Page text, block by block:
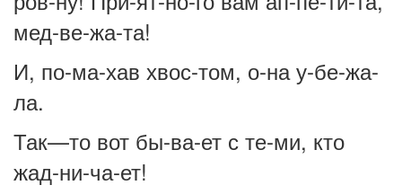
мед-ве-жа-та!
И, по-ма-хав хвос-том, о-на у-бе-жа-
ла.
Так—то вот бы-ва-ет с те-ми, кто
жад-ни-ча-ет!